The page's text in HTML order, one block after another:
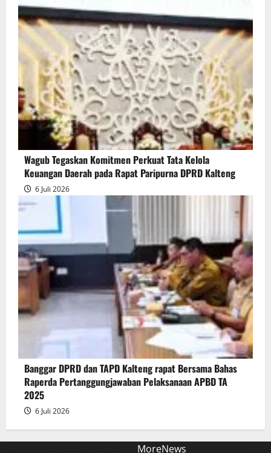
Wagub Tegaskan Komitmen Perkuat Tata Kelola
Keuangan Daerah pada Rapat Paripurna DPRD Kalteng
6 Juli 2026
Banggar DPRD dan TAPD Kalteng rapat Bersama Bahas
Raperda Pertanggungjawaban Pelaksanaan APBD TA
2025
6 Juli 2026
MoreNews